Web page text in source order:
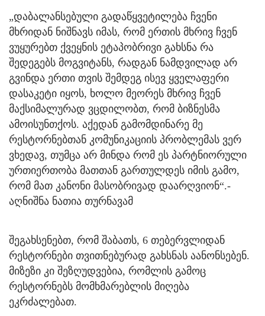
„დაბალანსებული გადაწყვეტილება ჩვენი
მხრიდან ნიშნავს იმას, რომ ერთის მხრივ ჩვენ
ვუყურებთ ქვეყნის ეტაპობრივი გახსნა რა
შედეგებს მოგვიტანს, რადგან ნამდვილად არ
გვინდა ერთი თვის შემდეგ ისევ ყველაფერი
დასაკეტი იყოს, ხოლო მეორეს მხრივ ჩვენ
მაქსიმალურად ვცდილობთ, რომ ბიზნესმა
ამოისუნთქოს. აქედან გამომდინარე მე
რესტორნებთან კომუნიკაციის პრობლემას ვერ
ვხედავ, თუმცა არ მინდა რომ ეს პარტნიორული
ურთიერთობა მათთან გართულდეს იმის გამო,
რომ მათ კანონი მასობრივად დაარღვიონ“.-
აღნიშნა ნათია თურნავამ
შეგახსენებთ, რომ შაბათს, 6 თებერვლიდან
რესტორნები თვითნებურად გახსნას აანონსებენ.
მიზეზი კი შეზღუდვებია, რომლის გამოც
რესტორნებს მომხმარებლის მიღება
ეკრძალებათ.